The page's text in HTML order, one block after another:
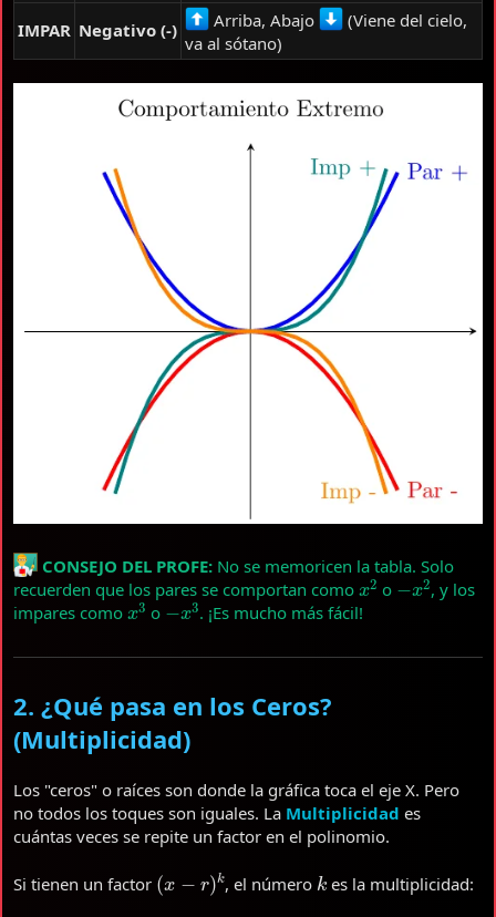
IMPAR Negativo (-) Arriba, Abajo
(Viene del cielo,
va al sótano)
CONSEJO DEL PROFE: No se memoricen la tabla. Solo
recuerden que los pares se comportan como x2o−x 2, y los
impares como x3o−x3. ¡Es mucho más fácil!
2. ¿Qué pasa en los Ceros?
(Multiplicidad)
Los "ceros" o raíces son donde la gráfica toca el eje X. Pero
no todos los toques son iguales. La Multiplicidad es
cuántas veces se repite un factor en el polinomio.
Si tienen un factor (x , el número k es la multiplicidad: